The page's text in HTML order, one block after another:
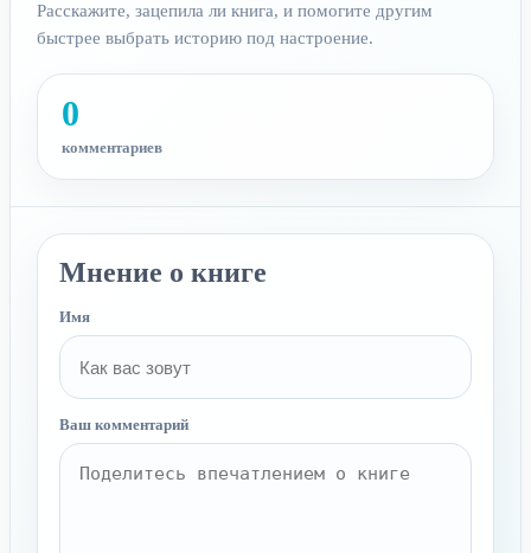
Расскажите, зацепила ли книга, и помогите другим
быстрее выбрать историю под настроение.
0
комментариев
Мнение о книге
Имя
Ваш комментарий